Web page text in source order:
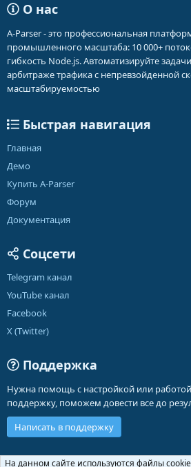
О нас
A-Parser - это профессиональная
промышленного масштаба: 10 000+
гибкость Node.js. Автоматизируйте
арбитраже трафика с непревзойденной
масштабируемостью
Быстрая навигация
Главная
Демо
Купить A-Parser
Форум
Документация
Соцсети
Telegram канал
YouTube канал
Facebook
X (Twitter)
Поддержка
Нужна помощь с настройкой или
поддержку, поможем довести все до
Написать в поддержку
Russian (RU)
На данном сайте используются файлы